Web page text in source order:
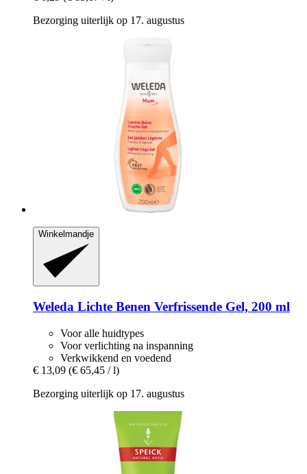
Bezorging uiterlijk op 17. augustus
Winkelmandje
Weleda Lichte Benen Verfrissende Gel, 200 ml
Voor alle huidtypes
Voor verlichting na inspanning
Verkwikkend en voedend
€ 13,09 (€ 65,45 / l)
Bezorging uiterlijk op 17. augustus